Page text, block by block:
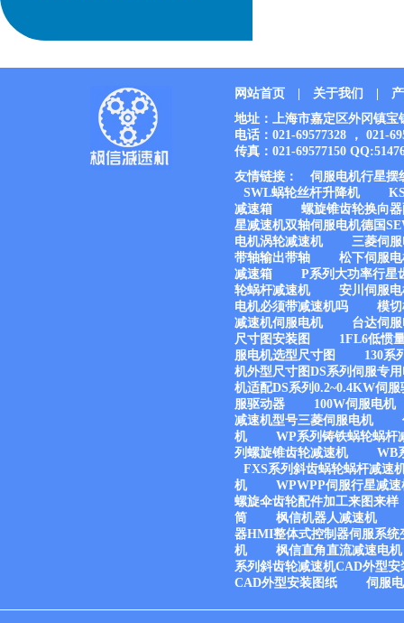
网站首页 | 关于我们 |
地址：上海市嘉定区外冈镇
电话：021-69577328 ， 021-
传真：021-69577150
友情链接：
伺服电机行星摆
SWL蜗轮丝杆升降机
减速箱
螺旋锥齿轮换向
星减速机双轴伺服电机德国
电机涡轮减速机
三菱伺
带轴输出带轴
松下伺服
减速箱
P系列大功率行星
轮蜗杆减速机
安川伺服
电机必须带减速机吗
模
减速机伺服电机
台达伺
尺寸图安装图
1FL6低惯
服电机选型尺寸图
130系
机外型尺寸图DS系列伺服专
机适配DS系列0.2~0.4KW伺服
服驱动器
100W伺服电机
减速机型号三菱伺服电机
机
WP系列铸铁蜗轮蜗杆
列螺旋锥齿轮减速机
WB
FXS系列斜齿蜗轮蜗杆减速
机
WPWPP伺服行星减速
螺旋伞齿轮配件加工来图来样
筒
枫信机器人减速机
器HMI整体式控制器伺服系统
机
枫信直角直流减速电机
系列斜齿轮减速机CAD外型安
CAD外型安装图纸
伺服